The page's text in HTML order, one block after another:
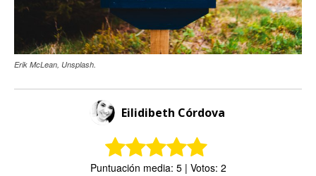
Erik McLean, Unsplash.
Eilidibeth Córdova
Puntuación media: 5 | Votos: 2